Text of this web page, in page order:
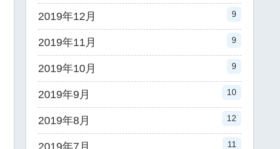
2019年12月 9
2019年11月 9
2019年10月 9
2019年9月 10
2019年8月 12
11